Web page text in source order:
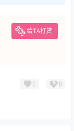
给TA打赏
0 0